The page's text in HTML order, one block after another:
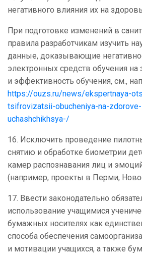
негативного влияния их на
При подготовке изменений в
правила разработчикам изучить
данные, доказывающие
электронных средств обучения на
и эффективность обучения, см.,
https://ouzs.ru/news/ekspertnaya-
tsifrovizatsii-obucheniya-na-
uchashchikhsya-/
16. Исключить проведение
снятию и обработке биометрии
камер распознавания лиц и
(например, проекты в Перми,
17. Ввести законодательно
использование учащимися
бумажных носителях как
способа обеспечения
и мотивации учащихся, а также